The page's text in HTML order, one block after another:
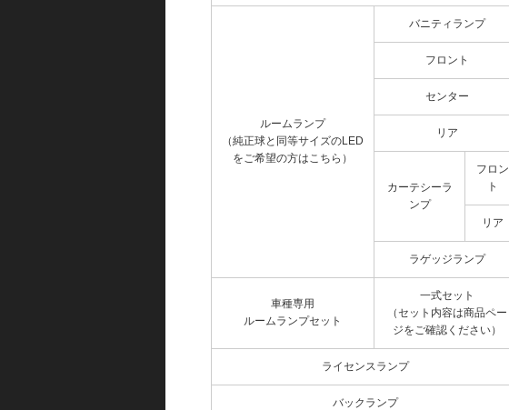
ルームランプ
（純正球と同等サイズのLED
をご希望の方はこちら）
バニティランプ
フロント
センター
リア
カーテシーラ
ンプ
フロン
ト
リア
ラゲッジランプ
車種専用
ルームランプセット
一式セット
（セット内容は商品ペー
ジをご確認ください）
ライセンスランプ
バックランプ